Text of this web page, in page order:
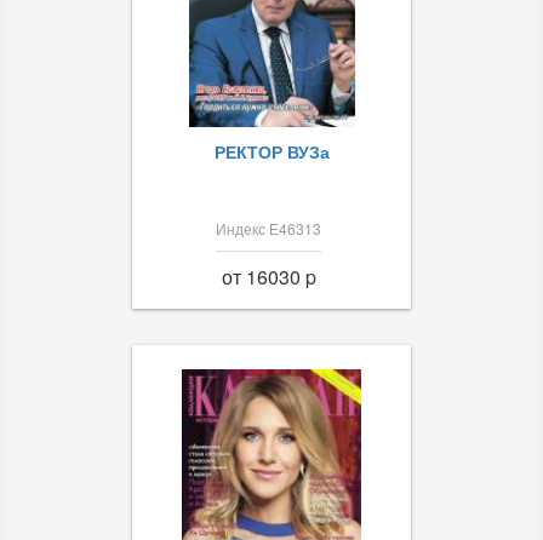
РЕКТОР ВУЗа
Индекс Е46313
от 16030 p